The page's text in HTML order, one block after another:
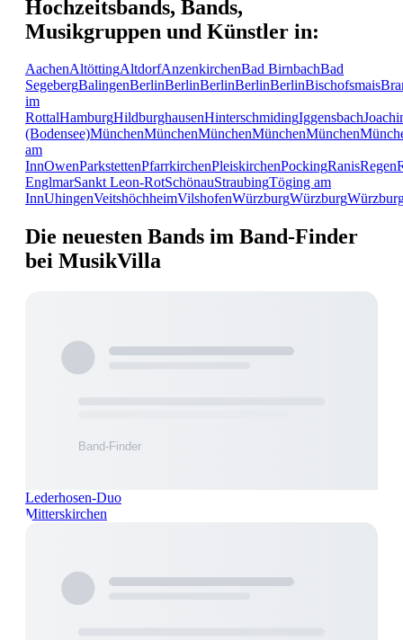
Hochzeitsbands, Bands,
Musikgruppen und Künstler in:
AachenAltöttingAltdorfAnzenkirchenBad BirnbachBad
SegebergBalingenBerlinBerlinBerlinBerlinBerlinBischofsmais
im
RottalHamburgHildburghausenHinterschmidingIggensbach
(Bodensee)MünchenMünchenMünchenMünchenMünchen
am
InnOwenParkstettenPfarrkirchenPleiskirchenPockingRanisRegen
EnglmarSankt Leon-RotSchönauStraubingTöging am
InnUhingenVeitshöchheimVilshofenWürzburgWürzburg
Die neuesten Bands im Band-Finder
bei MusikVilla
Lederhosen-Duo
Mitterskirchen